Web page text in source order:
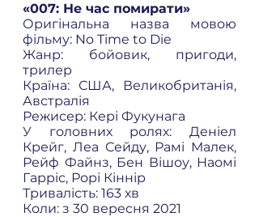
«007: Не час помирати»
Оригінальна назва мовою
фільму: No Time to Die
Жанр: бойовик, пригоди,
трилер
Країна: США, Великобританія,
Австралія
Режисер: Кері Фукунага
У головних ролях: Деніел
Крейг, Леа Сейду, Рамі Малек,
Рейф Файнз, Бен Вішоу, Наомі
Гарріс, Рорі Кіннір
Тривалість: 163 хв
Коли: з 30 вересня 2021